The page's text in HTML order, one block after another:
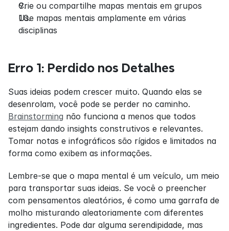
Crie ou compartilhe mapas mentais em grupos
Use mapas mentais amplamente em várias
disciplinas
Erro 1: Perdido nos Detalhes
Suas ideias podem crescer muito. Quando elas se
Brainstorming não funciona a menos que todos
estejam dando insights construtivos e relevantes.
Tomar notas e infográficos são rígidos e limitados na
forma como exibem as informações.
Lembre-se que o mapa mental é um veículo, um meio
para transportar suas ideias. Se você o preencher
com pensamentos aleatórios, é como uma garrafa de
molho misturando aleatoriamente com diferentes
ingredientes. Pode dar alguma serendipidade, mas